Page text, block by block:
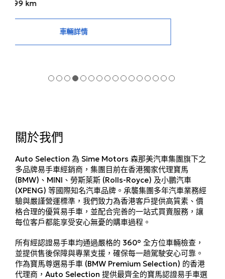
關於我們
Auto Selection 為 Sime Motors 森那美汽車集團旗下之
多品牌易手車經銷商，集團目前在香港獨家代理寶馬
(BMW)、MINI、勞斯萊斯 (Rolls-Royce) 及小鵬汽車
(XPENG) 等國際知名汽車品牌。承襲集團多年汽車業務經
驗與嚴謹營運標準，我們致力為香港客戶提供高質素、價
格合理的優質易手車，並配合完善的一站式買賣服務，讓
每位客戶都能享受安心無憂的購車過程。
所有經認證易手車均通過嚴格的 360° 全方位車輛檢查，
並提供售後保障與專業支援，確保每一趟駕駛安心可靠。
作為寶馬尊選易手車 (BMW Premium Selection) 的香港
代理商，Auto Selection 提供最齊全的寶馬認證易手車選